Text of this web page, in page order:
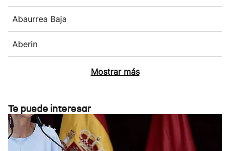
Abaurrea Baja
Aberin
Mostrar más
Te puede interesar